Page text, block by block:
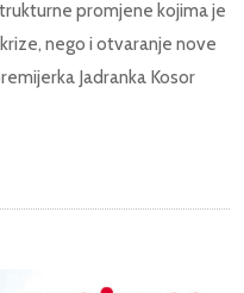
promjene kojima je
nego i otvaranje nove
Jadranka Kosor